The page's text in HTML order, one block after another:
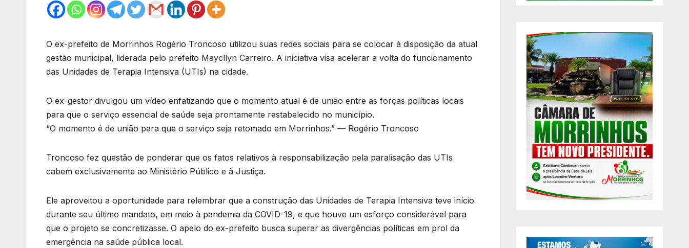
O ex-prefeito de Morrinhos Rogério Troncoso utilizou suas redes sociais para se colocar à disposição da atual
gestão municipal, liderada pelo prefeito Maycllyn Carreiro. A iniciativa visa acelerar a volta do funcionamento
das Unidades de Terapia Intensiva (UTIs) na cidade.
O ex-gestor divulgou um vídeo enfatizando que o momento atual é de união entre as forças políticas locais
para que o serviço essencial de saúde seja prontamente restabelecido no município.
“O momento é de união para que o serviço seja retomado em Morrinhos.” — Rogério Troncoso
Troncoso fez questão de ponderar que os fatos relativos à responsabilização pela paralisação das UTIs
cabem exclusivamente ao Ministério Público e à Justiça.
Ele aproveitou a oportunidade para relembrar que a construção das Unidades de Terapia Intensiva teve início
durante seu último mandato, em meio à pandemia da COVID-19, e que houve um esforço considerável para
que o projeto se concretizasse. O apelo do ex-prefeito busca superar as divergências políticas em prol da
emergência na saúde pública local.